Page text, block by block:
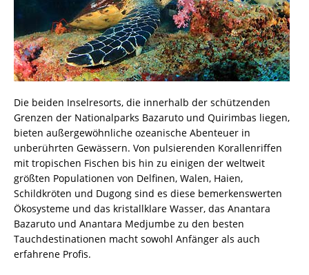
Die beiden Inselresorts, die innerhalb der schützenden
Grenzen der Nationalparks Bazaruto und Quirimbas liegen,
bieten außergewöhnliche ozeanische Abenteuer in
unberührten Gewässern. Von pulsierenden Korallenriffen
mit tropischen Fischen bis hin zu einigen der weltweit
größten Populationen von Delfinen, Walen, Haien,
Schildkröten und Dugong sind es diese bemerkenswerten
Ökosysteme und das kristallklare Wasser, das Anantara
Bazaruto und Anantara Medjumbe zu den besten
Tauchdestinationen macht sowohl Anfänger als auch
erfahrene Profis.